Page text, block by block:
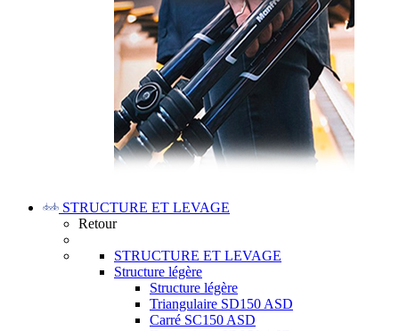
STRUCTURE ET LEVAGE
Retour
STRUCTURE ET LEVAGE
Structure légère
Structure légère
Triangulaire SD150 ASD
Carré SC150 ASD